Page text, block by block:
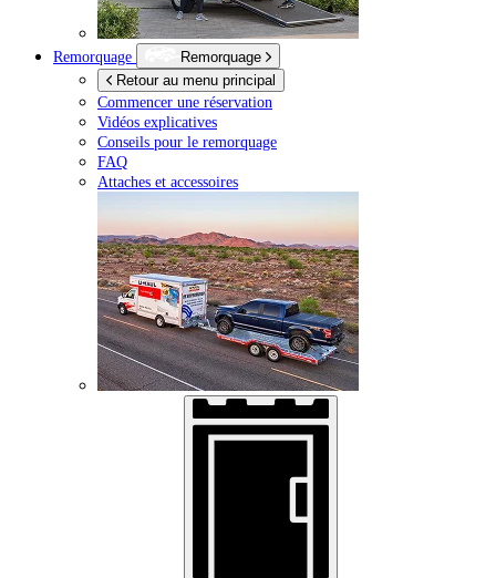
Remorquage
Remorquage
Retour au menu principal
Commencer une réservation
Vidéos explicatives
Conseils pour le remorquage
FAQ
Attaches et accessoires